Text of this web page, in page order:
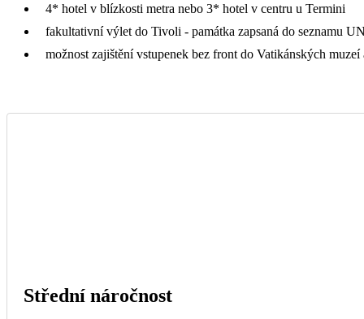
4* hotel v blízkosti metra nebo 3* hotel v centru u Termini
fakultativní výlet do Tivoli - památka zapsaná do seznamu
možnost zajištění vstupenek bez front do Vatikánských muzeí
Střední náročnost